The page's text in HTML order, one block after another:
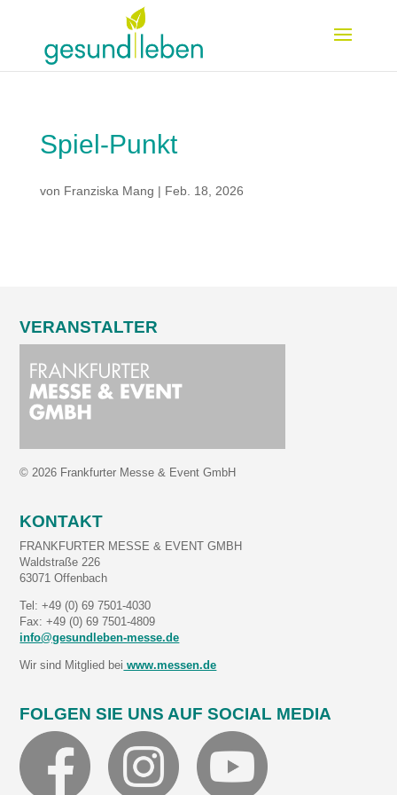
Spiel-Punkt
von Franziska Mang | Feb. 18, 2026
VERANSTALTER
© 2026 Frankfurter Messe & Event GmbH
KONTAKT
FRANKFURTER MESSE & EVENT GMBH
Waldstraße 226
63071 Offenbach
Tel: +49 (0) 69 7501-4030
Fax: +49 (0) 69 7501-4809
info@gesundleben-messe.de
Wir sind Mitglied bei www.messen.de
FOLGEN SIE UNS AUF SOCIAL MEDIA